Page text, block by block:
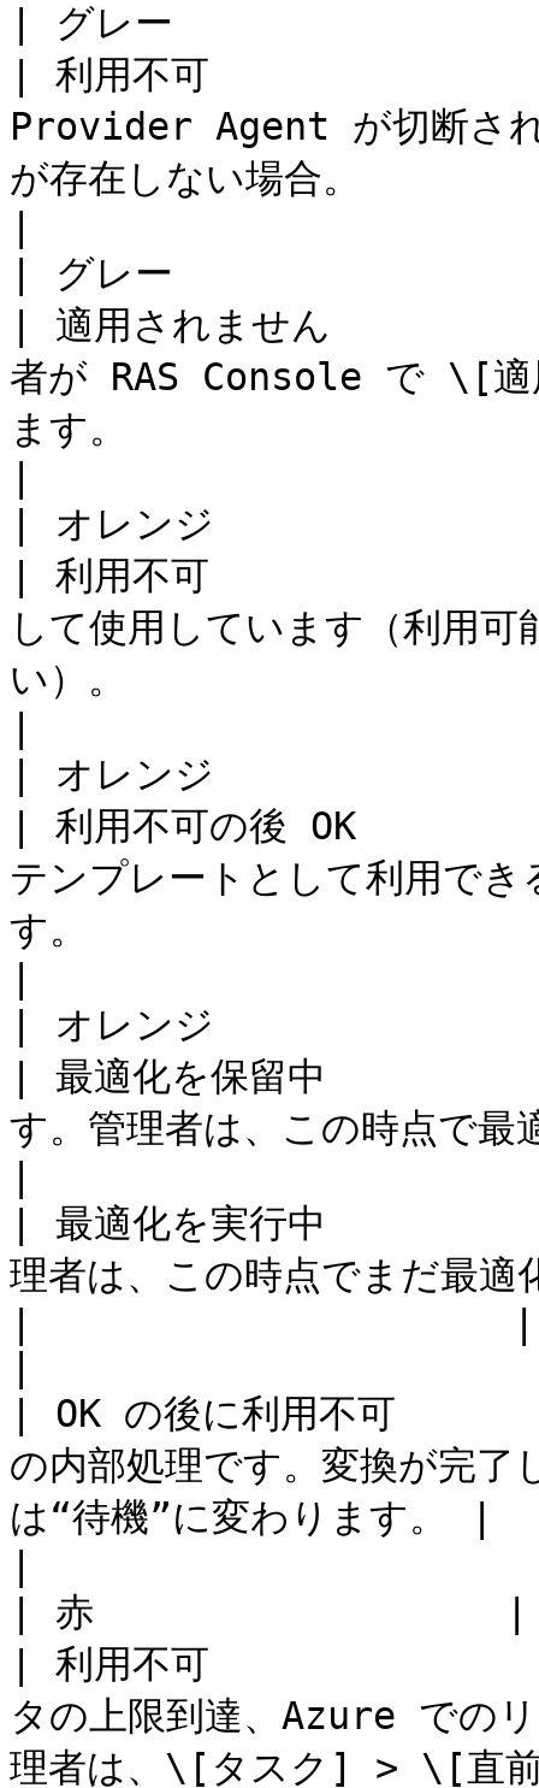
| グレー                |
| 利用不可                |
Provider Agent が切断され
が存在しない場合。
| グレー                |
| 適用されません
者が RAS Console で \[適
ます。
| オレンジ
| 利用不可
して使用しています（利用
い）。
| オレンジ               |
| 利用不可の後 OK
テンプレートとして利用で
す。
| オレンジ
| 最適化を保留中
す。管理者は、この時点で最
| 最適化を実行中
理者は、この時点でまだ最適
| OK の後に利用不可
の内部処理です。変換が完
は“待機”に変わりま
| 赤                  | 作
| 利用不可                |
タの上限到達、Azure での
理者は、\[タスク] > \[直前